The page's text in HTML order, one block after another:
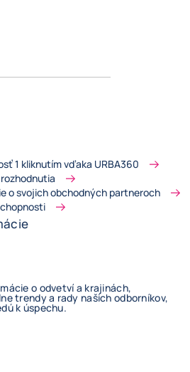
1 kliknutím vďaka URBA360
o svojich obchodných partneroch
o odvetví a krajinách,
trendy a rady našich odborníkov,
k úspechu.